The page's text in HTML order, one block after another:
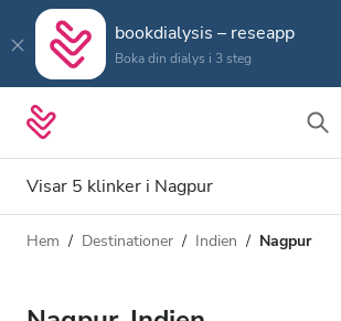
bookdialysis – reseapp
Boka din dialys i 3 steg
Visar 5 klinker i Nagpur
Dialystyp
Alla dialyser
Avstånd
Hem Destinationer Indien Nagpur